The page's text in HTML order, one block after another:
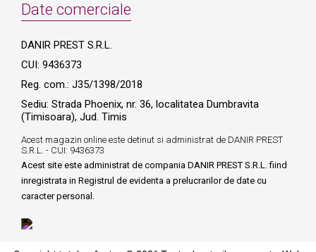
Date comerciale
DANIR PREST S.R.L.
CUI: 9436373
Reg. com.: J35/1398/2018
Sediu: Strada Phoenix, nr. 36, localitatea Dumbravita
(Timisoara), Jud. Timis
Acest magazin online este detinut si administrat de DANIR PREST
S.R.L. - CUI: 9436373
Acest site este administrat de compania DANIR PREST S.R.L. fiind
inregistrata in Registrul de evidenta a prelucrarilor de date cu
caracter personal.